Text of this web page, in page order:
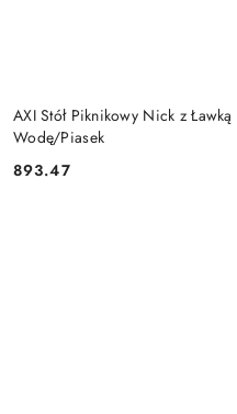
AXI Stół Piknikowy Nick z
Wodę/Piasek
Cena:
893.47